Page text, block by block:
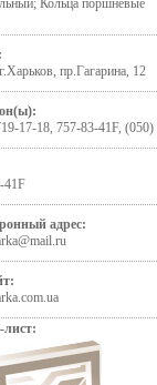
Кольца поршневые
пр.Гагарина, 12
17-18, 757-83-41F,
41F
адрес:
лист: